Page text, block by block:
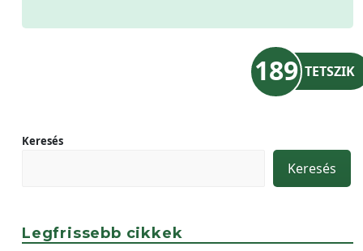
189 TETSZIK
Keresés
Keresés
Legfrissebb cikkek